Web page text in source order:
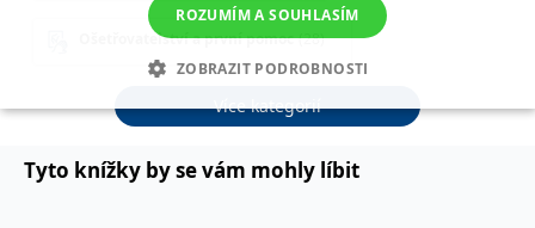
Ošetřovatelství a první pomoc (28)
Více kategorií
Tyto knížky by se vám mohly líbit
ROZUMÍM A SOUHLASÍM
ZOBRAZIT PODROBNOSTI
NEZBYTNÉ ANALYTICKÉ MARKETINGOVÉ
FUNKČNÍ NEZAŘAZENÉ SOUBORY